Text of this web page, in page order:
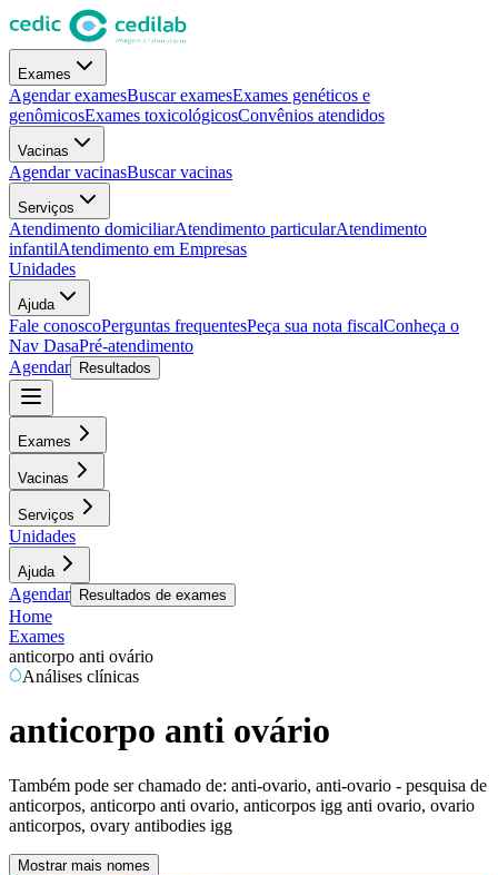
Exames
Agendar examesBuscar examesExames genéticos e
genômicosExames toxicológicosConvênios atendidos
Vacinas
Agendar vacinasBuscar vacinas
Serviços
Atendimento domiciliarAtendimento particularAtendimento
infantilAtendimento em Empresas
Unidades
Ajuda
Fale conoscoPerguntas frequentesPeça sua nota fiscalConheça o
Nav DasaPré-atendimento
Agendar
Resultados
Exames
Vacinas
Serviços
Unidades
Ajuda
Agendar Resultados de exames
Home
Exames
anticorpo anti ovário
Análises clínicas
anticorpo anti ovário
Também pode ser chamado de: anti-ovario, anti-ovario - pesquisa de
anticorpos, anticorpo anti ovario, anticorpos igg anti ovario, ovario
anticorpos, ovary antibodies igg
Mostrar mais nomes